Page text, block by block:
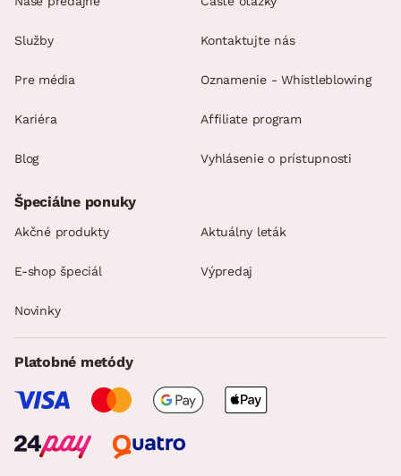
Služby
Pre média
Kariéra
Blog
Kontaktujte nás
Oznamenie - Whistleblowing
Affiliate program
Vyhlásenie o prístupnosti
Špeciálne ponuky
Akčné produkty Aktuálny leták
E-shop špeciál Výpredaj
Novinky
Platobné metódy